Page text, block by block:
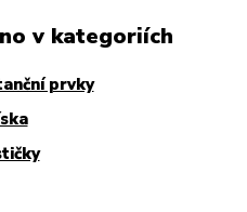
v kategoriích
prvky